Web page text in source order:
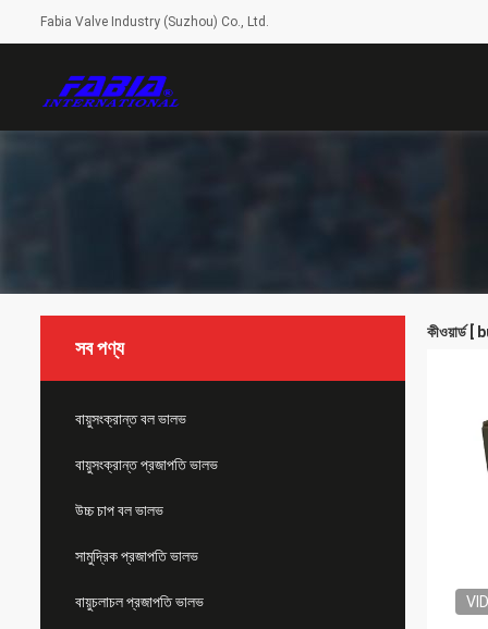
Fabia Valve Industry (Suzhou) Co., Ltd.
সব পণ্য
বায়ুসংক্রান্ত বল ভালভ
বায়ুসংক্রান্ত প্রজাপতি ভালভ
উচ্চ চাপ বল ভালভ
সামুদ্রিক প্রজাপতি ভালভ
বায়ুচলাচল প্রজাপতি ভালভ
কীওয়ার্ড